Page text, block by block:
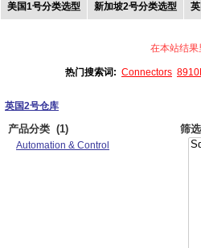
美国1号分类选型 新加坡2号分类选型
在本站结果
热门搜索词: Connectors
英国2号仓库
产品分类 (1)
Automation & Control
筛